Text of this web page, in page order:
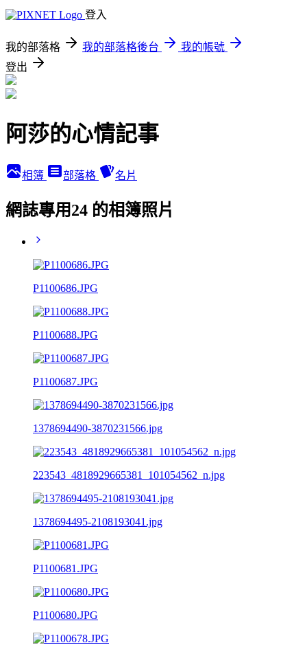
登入
我的部落格 我的部落格後台
我的帳號
登出
阿莎的心情記事
相簿 部落格 名片
網誌專用24 的相簿照片
P1100686.JPG
P1100688.JPG
P1100687.JPG
1378694490-3870231566.jpg
223543_4818929665381_101054562_n.jpg
1378694495-2108193041.jpg
P1100681.JPG
P1100680.JPG